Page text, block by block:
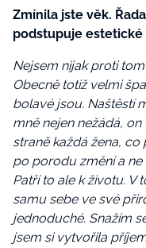
Zmínila jste věk.
podstupuje estetické
Nejsem nijak proti
Obecně totiž velmi
bolavé jsou. Naštěstí
mně nejen nežádá,
straně každá žena,
po porodu změní a
Patří to ale k životu. V
samu sebe ve své
jednoduché. Snažím
jsem si vytvořila